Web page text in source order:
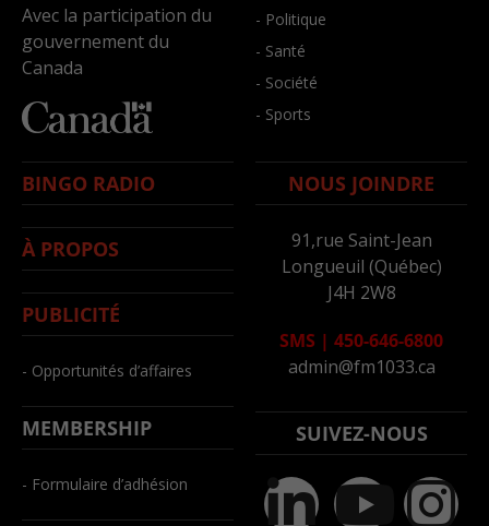
Avec la participation du
gouvernement du
Canada
- Politique
- Santé
- Société
- Sports
BINGO RADIO
À PROPOS
PUBLICITÉ
- Opportunités d’affaires
MEMBERSHIP
- Formulaire d’adhésion
NOUS JOINDRE
91,rue Saint-Jean
Longueuil (Québec)
J4H 2W8
SMS | 450-646-6800
admin@fm1033.ca
SUIVEZ-NOUS